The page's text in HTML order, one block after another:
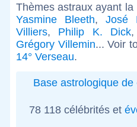
Thèmes astraux ayant
Yasmine Bleeth,José
Villiers, Philip K. Dick
Grégory Villemin... Voir
14° Verseau.
Base astrologique de
78 118 célébrités et